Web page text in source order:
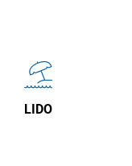
LIDO